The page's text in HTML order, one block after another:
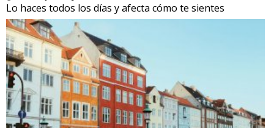
Lo haces todos los días y afecta cómo te sientes